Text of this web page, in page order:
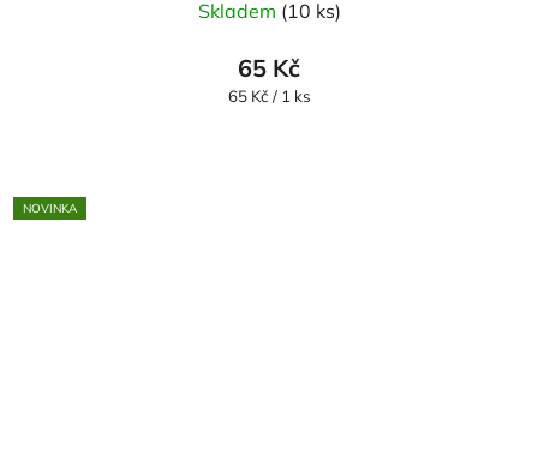
Skladem (10 ks)
65 Kč
Měrná
65 Kč / 1 ks
NOVINKA